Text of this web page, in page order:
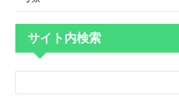
サイト内検索